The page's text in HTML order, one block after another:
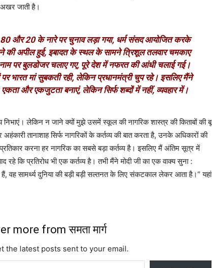
अखर जाती है।
और 20 के नारे पर चुनाव लड़ा गया, धर्म संसद आयोजित करके
की अपील हुई, इबादत के स्थल के सामने त्रिशूल तलवार चमकाए
पर बुलडोजर चलाए गए, पूरे देश में नफरत की आंधी चलाई गई।
भारत मां सुबकती रही, लेकिन प्रधानमंत्री चुप रहे। इसलिए मैंने
और एकजुटता बनाएं, लेकिन सिर्फ शब्दों में नहीं, व्यवहार में।
निभाएं। लेकिन न जाने क्यों मुझे उसमें स्कूल की नागरिक शास्त्र की किताबों की बू
तानाशाह सिर्फ नागरिकों के कर्तव्य की बात करता है, उनके अधिकारों की
करना हर नागरिक का सबसे बड़ा कर्तव्य है। इसलिए मैं अंतिम सूत्र में
कि प्रतिरोध भी एक कर्तव्य है। तभी मैंने मोदी जी का एक वाक्य सुना :
सामर्थ्य दुनिया की बड़ी बड़ी सल्तनत के लिए संकटकाल लेकर आता है।” यहां
more from समता मार्ग
the latest posts sent to your email.